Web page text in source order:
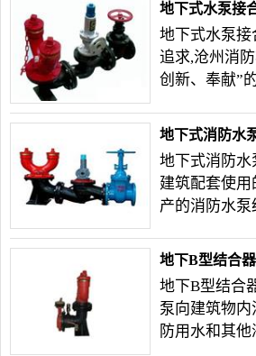
地下式水泵接
地下式水泵接
追求,沧州消
创新、奉献”
地下式消防水
地下式消防水
建筑配套使
产的消防水
计制造的。
地下B型结合器
地下B型结合
泵向建筑物
防用水和其